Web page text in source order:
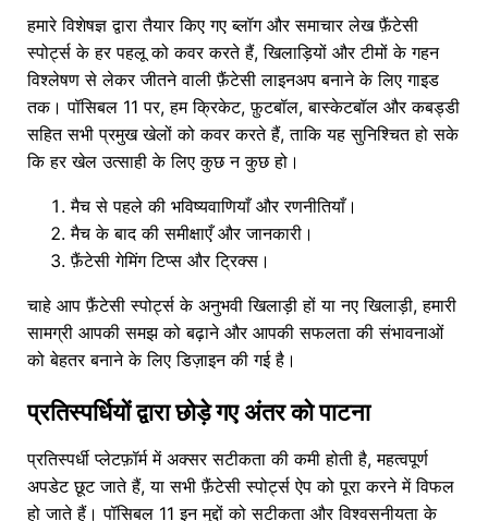
हमारे विशेषज्ञ द्वारा तैयार किए गए ब्लॉग और समाचार लेख फ़ैंटेसी
स्पोर्ट्स के हर पहलू को कवर करते हैं, खिलाड़ियों और टीमों के गहन
विश्लेषण से लेकर जीतने वाली फ़ैंटेसी लाइनअप बनाने के लिए गाइड
तक। पॉसिबल 11 पर, हम क्रिकेट, फ़ुटबॉल, बास्केटबॉल और कबड्डी
सहित सभी प्रमुख खेलों को कवर करते हैं, ताकि यह सुनिश्चित हो सके
कि हर खेल उत्साही के लिए कुछ न कुछ हो।
मैच से पहले की भविष्यवाणियाँ और रणनीतियाँ।
मैच के बाद की समीक्षाएँ और जानकारी।
फ़ैंटेसी गेमिंग टिप्स और ट्रिक्स।
चाहे आप फ़ैंटेसी स्पोर्ट्स के अनुभवी खिलाड़ी हों या नए खिलाड़ी, हमारी
सामग्री आपकी समझ को बढ़ाने और आपकी सफलता की संभावनाओं
को बेहतर बनाने के लिए डिज़ाइन की गई है।
प्रतिस्पर्धियों द्वारा छोड़े गए अंतर को पाटना
प्रतिस्पर्धी प्लेटफ़ॉर्म में अक्सर सटीकता की कमी होती है, महत्वपूर्ण
अपडेट छूट जाते हैं, या सभी फ़ैंटेसी स्पोर्ट्स ऐप को पूरा करने में विफल
हो जाते हैं। पॉसिबल 11 इन मुद्दों को सटीकता और विश्वसनीयता के